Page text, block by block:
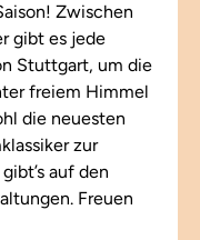
Zwischen
gibt es jede
Stuttgart, um die
freiem Himmel
die neuesten
zur
auf den
Freuen